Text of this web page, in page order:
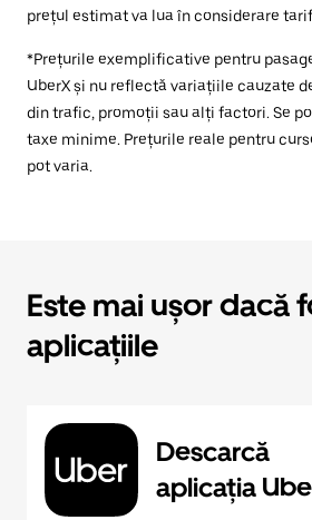
prețul estimat va lua în considerare
*Prețurile exemplificative pentru
UberX și nu reflectă variațiile cauzate
din trafic, promoții sau alți factori. Se
taxe minime. Prețurile reale pentru
pot varia.
Este mai ușor dacă
aplicațiile
Descarcă
aplicația